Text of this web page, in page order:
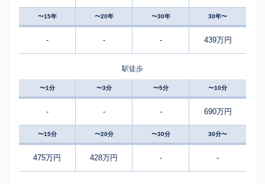
〜15年 〜20年 〜30年 30年〜
- - - 439万円
駅徒歩
〜1分 〜3分 〜5分 〜10分
- - - 690万円
〜15分 〜20分 〜30分 30分〜
475万円 428万円 - -